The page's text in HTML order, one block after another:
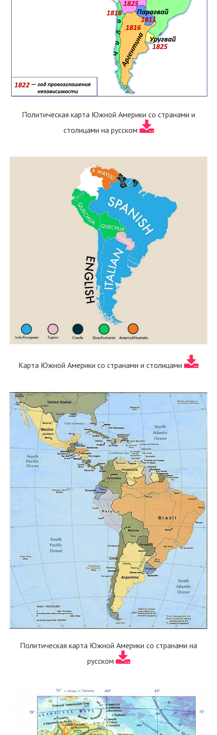
Политическая карта Южной Америки со странами и
столицами на русском
Карта Южной Америки со странами и столицами
Политическая карта Южной Америки со странами на
русском